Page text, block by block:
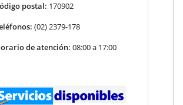
postal: 170902
(02) 2379-178
de atención: 08:00 a 17:00